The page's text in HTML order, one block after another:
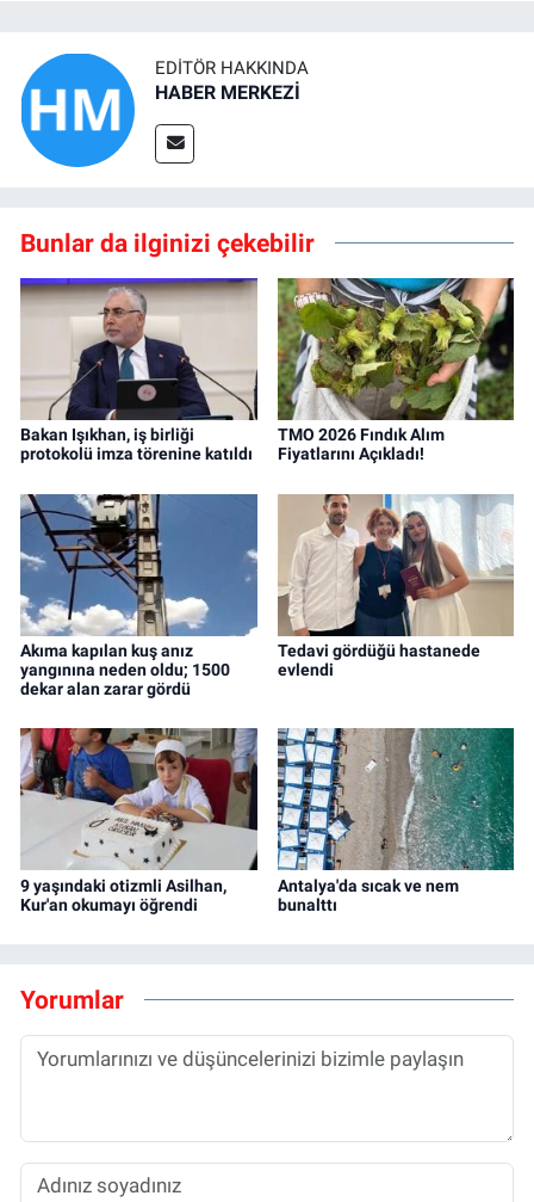
EDITÖR HAKKINDA
HABER MERKEZİ
Bunlar da ilginizi çekebilir
Bakan Işıkhan, iş birliği
protokolü imza törenine katıldı
TMO 2026 Fındık Alım
Fiyatlarını Açıkladı!
Akıma kapılan kuş anız
yangınına neden oldu; 1500
dekar alan zarar gördü
Tedavi gördüğü hastanede
evlendi
9 yaşındaki otizmli Asilhan,
Kur'an okumayı öğrendi
Antalya'da sıcak ve nem
bunalttı
Yorumlar